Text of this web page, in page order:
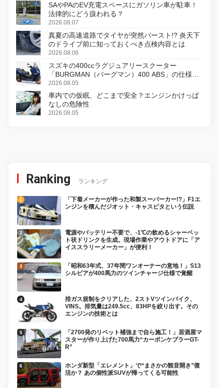
SAやPAのEV充電スペースにガソリン車が駐車！
法律的にどう扱われる？
2026.08.07
真夏の高速道路でタイヤが突然バースト!? 炎天下
のドライブ前に知っておくべき点検内容とは
2026.08.06
スズキの400ccラグジュアリースクーター
「BURGMAN（バーグマン）400 ABS」の仕様を
変更し、8月18日に発売
2026.08.05
車内での仮眠、どこまで安全？エンジンかけっぱ
なしの危険性
2026.08.05
Ranking ランキング
「下着メーカーが作った和製スーパーカー!?」F1エ
ンジンを積んだジオット・キャスピタという伝説
電源やバッテリー不要で、-1℃の飲めるシャーベッ
ト状ドリンクを生成。現場作業やアウトドアに「ア
イススラリーメーカー」が便利！
「昭和63年式、37年間ワンオーナーの意地！」S13
シルビアが400馬力のツインチャージ仕様で覚醒
排ガス規制をクリアした、2ストVツインバイク、
VINS。排気量は249.5cc、83HPを絞り出す。その
エンジンの技術とは
「2700発のリベット補強まで自ら施工！」居酒屋マ
スターが作り上げた700馬力“カーボンケブラーGT-
R”
ホンダ新型「エレメント」で“まさかの観音開き”復
活か？ あの個性派SUVが帰ってくる可能性